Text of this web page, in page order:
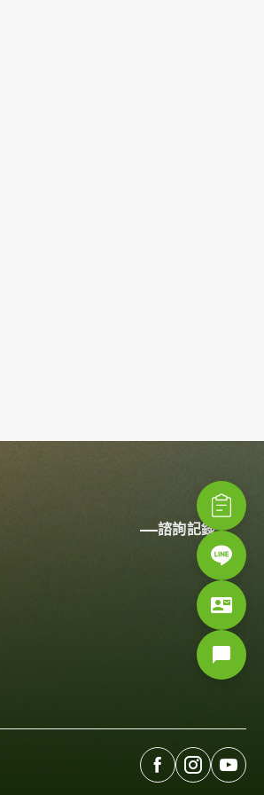
諮詢記錄
  
contact_mail
chat_bubble